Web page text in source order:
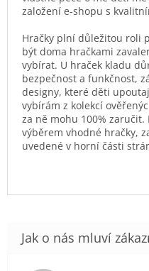
založení e-shopu s
Hračky plní důležitou roli
být doma hračkami
vybírat. U hraček kladu
bezpečnost a funkčnost,
designy, které děti
vybírám z kolekcí
za ně mohu 100%
výběrem vhodné hračky,
uvedené v horní části